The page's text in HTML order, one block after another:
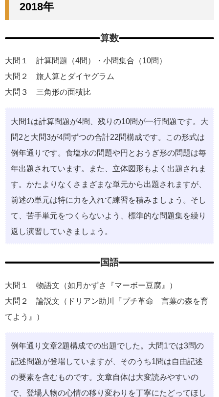
2018年
算数
大問１ 計算問題（4問）・小問集合（10問）
大問２ 旅人算とダイヤグラム
大問３ 三角形の面積比
大問1は計算問題が4問、残りの10問が一行問題です。大
問2と大問3が4問ずつの合計22問構成です。この形式は
例年通りです。食塩水の問題や円とおうぎ形の問題は毎
年出題されています。また、立体図形もよく出題されま
す。かたよりなくさまざまな単元から出題されますが、
前述の単元は特に力を入れて練習を積みましょう。そし
て、苦手単元をつくらないよう、標準的な問題集を繰り
返し演習していきましょう。
国語
大問１ 物語文（如月かずさ『マーボー豆腐』）
大問２ 論説文（ドリアン助川『プチ革命 言葉の森を育
てよう』）
例年通り文章2題構成での出題でした。大問1では3問の
記述問題が登場していますが、そのうち1問は自由記述
の要素を含むものです。文章自体は大変読みやすいの
で、登場人物の心情の移り変わりを丁寧にたどってほし